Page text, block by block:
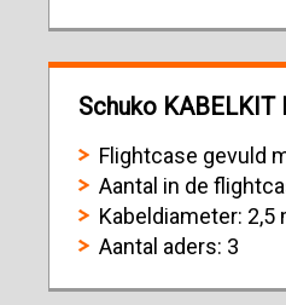
Schuko
Flightcase gevuld
Aantal in de
Kabeldiameter: 2,5
Aantal aders: 3